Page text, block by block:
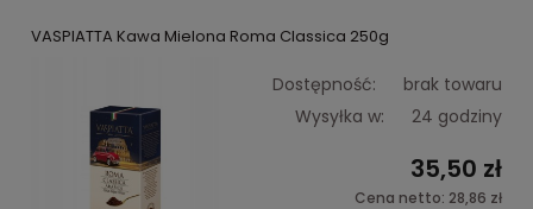
VASPIATTA Kawa Mielona Roma Classica 250g
Dostępność:
brak towaru
Wysyłka w:
24 godziny
35,50 zł
Cena netto: 28,86 zł